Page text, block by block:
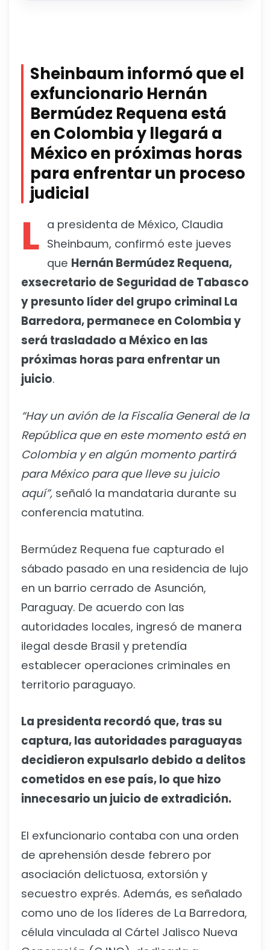
Sheinbaum informó que el
exfuncionario Hernán
Bermúdez Requena está
en Colombia y llegará a
México en próximas horas
para enfrentar un proceso
judicial
L a presidenta de México, Claudia
Sheinbaum, confirmó este jueves
que Hernán Bermúdez Requena,
exsecretario de Seguridad de Tabasco
y presunto líder del grupo criminal La
Barredora, permanece en Colombia y
será trasladado a México en las
próximas horas para enfrentar un
juicio.
“Hay un avión de la Fiscalía General de la
República que en este momento está en
Colombia y en algún momento partirá
para México para que lleve su juicio
aquí”, señaló la mandataria durante su
conferencia matutina.
Bermúdez Requena fue capturado el
sábado pasado en una residencia de lujo
en un barrio cerrado de Asunción,
Paraguay. De acuerdo con las
autoridades locales, ingresó de manera
ilegal desde Brasil y pretendía
establecer operaciones criminales en
territorio paraguayo.
La presidenta recordó que, tras su
captura, las autoridades paraguayas
decidieron expulsarlo debido a delitos
cometidos en ese país, lo que hizo
innecesario un juicio de extradición.
El exfuncionario contaba con una orden
de aprehensión desde febrero por
asociación delictuosa, extorsión y
secuestro exprés. Además, es señalado
como uno de los líderes de La Barredora,
célula vinculada al Cártel Jalisco Nueva